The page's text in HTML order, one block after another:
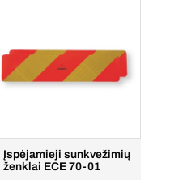
Įspėjamieji sunkvežimių
ženklai ECE 70-01